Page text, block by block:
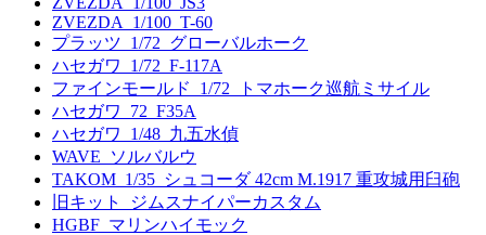
ZVEZDA_1/100_T-60
プラッツ_1/72_グローバルホーク
ハセガワ_1/72_F-117A
ファインモールド_1/72_トマホーク巡航ミサイル
ハセガワ_72_F35A
ハセガワ_1/48_九五水偵
WAVE_ソルバルウ
TAKOM_1/35_シュコーダ 42cm M.1917 重攻城用臼砲
旧キット_ジムスナイパーカスタム
HGBF_マリンハイモック